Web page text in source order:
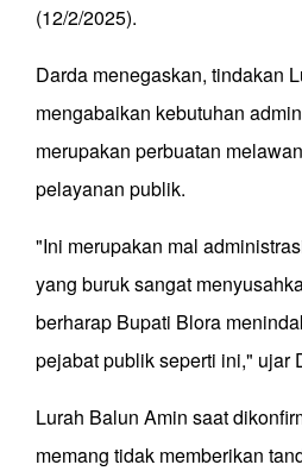
(12/2/2025).
Darda menegaskan, tindakan
mengabaikan kebutuhan
merupakan perbuatan
pelayanan publik.
"Ini merupakan mal
yang buruk sangat
berharap Bupati Blora
pejabat publik seperti ini," ujar
Lurah Balun Amin saat
memang tidak memberikan